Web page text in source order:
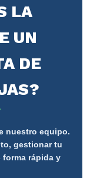
LA
UN
DE
nuestro equipo.
gestionar tu
rápida y